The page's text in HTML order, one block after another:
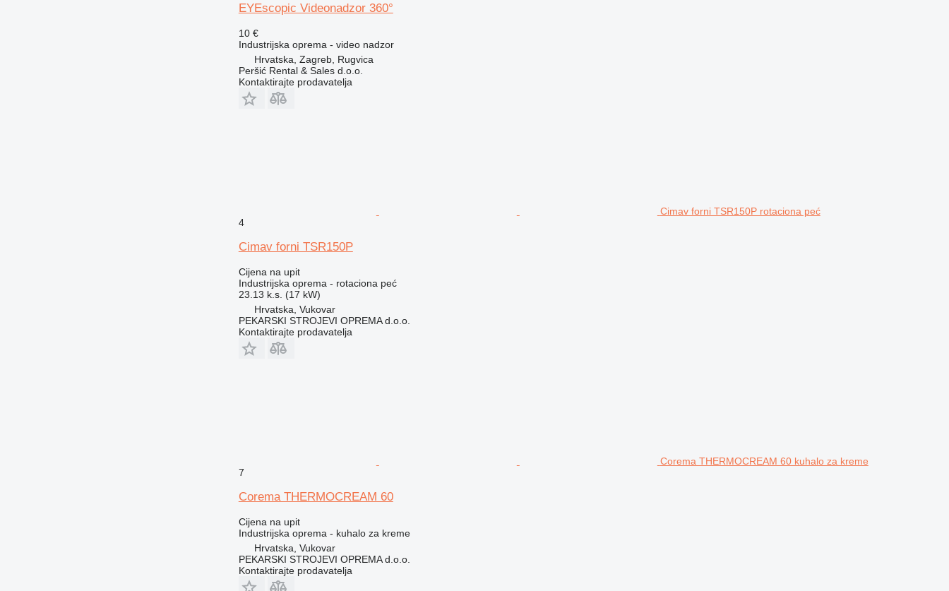
EYEscopic Videonadzor 360°
10 €
Industrijska oprema - video nadzor
Hrvatska, Zagreb, Rugvica
Peršić Rental & Sales d.o.o.
Kontaktirajte prodavatelja
Cimav forni TSR150P rotaciona peć
4
Cimav forni TSR150P
Cijena na upit
Industrijska oprema - rotaciona peć
23.13 k.s. (17 kW)
Hrvatska, Vukovar
PEKARSKI STROJEVI OPREMA d.o.o.
Kontaktirajte prodavatelja
Corema THERMOCREAM 60 kuhalo za kreme
7
Corema THERMOCREAM 60
Cijena na upit
Industrijska oprema - kuhalo za kreme
Hrvatska, Vukovar
PEKARSKI STROJEVI OPREMA d.o.o.
Kontaktirajte prodavatelja